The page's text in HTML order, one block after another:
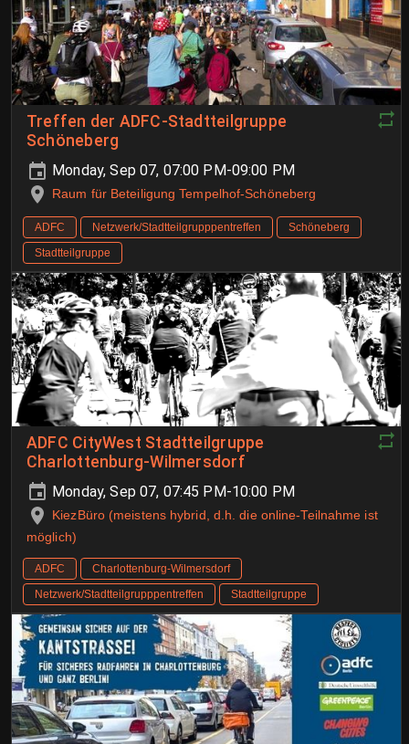
Treffen der ADFC-Stadtteilgruppe
Schöneberg
Monday, Sep 07, 07:00 PM-09:00 PM
Raum für Beteiligung Tempelhof-Schöneberg
ADFC Netzwerk/Stadtteilgrupppentreffen
Schöneberg
Stadtteilgruppe
ADFC CityWest Stadtteilgruppe
Charlottenburg-Wilmersdorf
Monday, Sep 07, 07:45 PM-10:00 PM
KiezBüro (meistens hybrid, d.h. die online-Teilnahme ist
möglich)
ADFC
Charlottenburg-Wilmersdorf
Netzwerk/Stadtteilgrupppentreffen
Stadtteilgruppe